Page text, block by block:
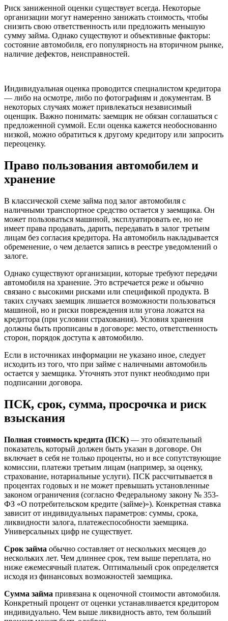
Риск заниженной оценки существует всегда. Некоторые
организации могут намеренно занижать стоимость, чтобы
снизить свою ответственность или предложить меньшую
сумму займа. Однако существуют и объективные факторы:
состояние автомобиля, его популярность на вторичном рынке,
наличие дефектов, неисправностей.
Индивидуальная оценка проводится специалистом кредитора
— либо на осмотре, либо по фотографиям и документам. В
некоторых случаях может привлекаться независимый
оценщик. Важно понимать: заемщик не обязан соглашаться с
предложенной суммой. Если оценка кажется необоснованно
низкой, можно обратиться к другому кредитору или запросить
переоценку.
Право пользования автомобилем и
хранение
В классической схеме займа под залог автомобиля с
наличными транспортное средство остается у заемщика. Он
может пользоваться машиной, эксплуатировать ее, но не
имеет права продавать, дарить, передавать в залог третьим
лицам без согласия кредитора. На автомобиль накладывается
обременение, о чем делается запись в реестре уведомлений о
залоге.
Однако существуют организации, которые требуют передачи
автомобиля на хранение. Это встречается реже и обычно
связано с высокими рисками или спецификой продукта. В
таких случаях заемщик лишается возможности пользоваться
машиной, но и риски повреждения или угона ложатся на
кредитора (при условии страхования). Условия хранения
должны быть прописаны в договоре: место, ответственность
сторон, порядок доступа к автомобилю.
Если в источниках информации не указано иное, следует
исходить из того, что при займе с наличными автомобиль
остается у заемщика. Уточнять этот пункт необходимо при
подписании договора.
ПСК, срок, сумма, просрочка и риск
взыскания
Полная стоимость кредита (ПСК) — это обязательный
показатель, который должен быть указан в договоре. Он
включает в себя не только проценты, но и все сопутствующие
комиссии, платежи третьим лицам (например, за оценку,
страхование, нотариальные услуги). ПСК рассчитывается в
процентах годовых и не может превышать установленные
законом ограничения (согласно Федеральному закону № 353-
ФЗ «О потребительском кредите (займе)»). Конкретная ставка
зависит от индивидуальных параметров: суммы, срока,
ликвидности залога, платежеспособности заемщика.
Универсальных цифр не существует.
Срок займа обычно составляет от нескольких месяцев до
нескольких лет. Чем длиннее срок, тем выше переплата, но
ниже ежемесячный платеж. Оптимальный срок определяется
исходя из финансовых возможностей заемщика.
Сумма займа привязана к оценочной стоимости автомобиля.
Конкретный процент от оценки устанавливается кредитором
индивидуально. Чем выше ликвидность авто, тем больший